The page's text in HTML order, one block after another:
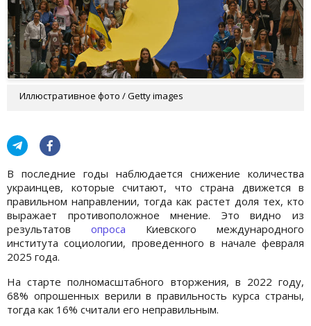
Иллюстративное фото / Getty images
В последние годы наблюдается снижение количества
украинцев, которые считают, что страна движется в
правильном направлении, тогда как растет доля тех, кто
выражает противоположное мнение. Это видно из
результатов опроса Киевского международного
института социологии, проведенного в начале февраля
2025 года.
На старте полномасштабного вторжения, в 2022 году,
68% опрошенных верили в правильность курса страны,
тогда как 16% считали его неправильным.